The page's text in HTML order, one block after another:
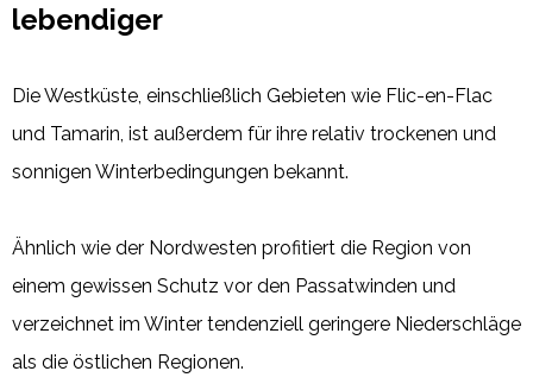
lebendiger
Die Westküste, einschließlich Gebieten wie Flic-en-Flac
und Tamarin, ist außerdem für ihre relativ trockenen und
sonnigen Winterbedingungen bekannt.
Ähnlich wie der Nordwesten profitiert die Region von
einem gewissen Schutz vor den Passatwinden und
verzeichnet im Winter tendenziell geringere Niederschläge
als die östlichen Regionen.